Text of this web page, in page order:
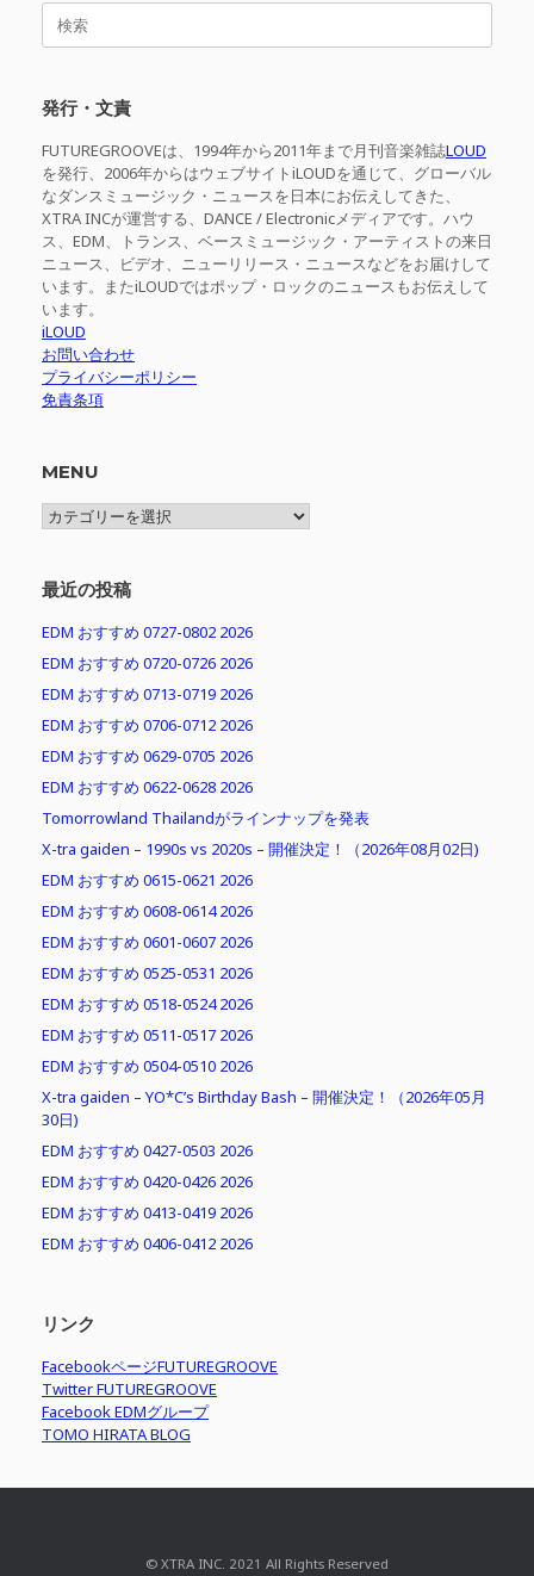
検
発行・文責
FUTUREGROOVEは、1994年から2011年まで月刊音楽雑誌LOUD
を発行、2006年からはウェブサイトiLOUDを通じて、グローバル
なダンスミュージック・ニュースを日本にお伝えしてきた、
XTRA INCが運営する、DANCE / Electronicメディアです。ハウ
ス、EDM、トランス、ベースミュージック・アーティストの来日
ニュース、ビデオ、ニューリリース・ニュースなどをお届けして
います。またiLOUDではポップ・ロックのニュースもお伝えして
います。
iLOUD
お問い合わせ
プライバシーポリシー
免責条項
MENU
MENU
最近の投稿
EDM おすすめ 0727-0802 2026
EDM おすすめ 0720-0726 2026
EDM おすすめ 0713-0719 2026
EDM おすすめ 0706-0712 2026
EDM おすすめ 0629-0705 2026
EDM おすすめ 0622-0628 2026
Tomorrowland Thailandがラインナップを発表
X-tra gaiden – 1990s vs 2020s – 開催決定！（2026年08月02日)
EDM おすすめ 0615-0621 2026
EDM おすすめ 0608-0614 2026
EDM おすすめ 0601-0607 2026
EDM おすすめ 0525-0531 2026
EDM おすすめ 0518-0524 2026
EDM おすすめ 0511-0517 2026
EDM おすすめ 0504-0510 2026
X-tra gaiden – YO*C’s Birthday Bash – 開催決定！（2026年05月
30日)
EDM おすすめ 0427-0503 2026
EDM おすすめ 0420-0426 2026
EDM おすすめ 0413-0419 2026
EDM おすすめ 0406-0412 2026
リンク
FacebookページFUTUREGROOVE
Twitter FUTUREGROOVE
Facebook EDMグループ
TOMO HIRATA BLOG
© XTRA INC. 2021 All Rights Reserved